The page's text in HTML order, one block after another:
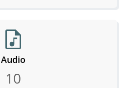
audio_file
Audio
10